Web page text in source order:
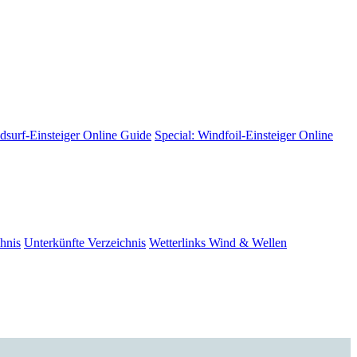
EinsteigerOnline Guide Special: Windfoil-EinsteigerOnline
Unterkünfte Verzeichnis Wetterlinks Wind & Wellen